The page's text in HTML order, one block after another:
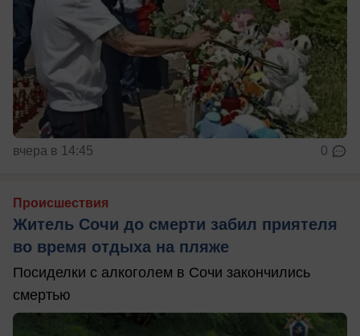
вчера в 14:45 0
Происшествия
Житель Сочи до смерти забил приятеля
во время отдыха на пляже
Посиделки с алкоголем в Сочи закончились
смертью